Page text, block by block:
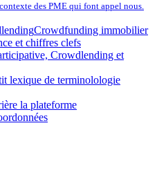
des PME qui font appel nous.
Crowdfunding immobilier
et chiffres clefs
Crowdlending et
lexique de terminolologie
la plateforme